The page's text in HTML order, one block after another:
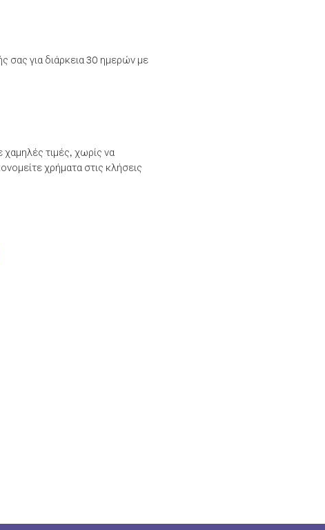
σας για διάρκεια 30 ημερών με
τιμές, χωρίς να
χρήματα στις κλήσεις